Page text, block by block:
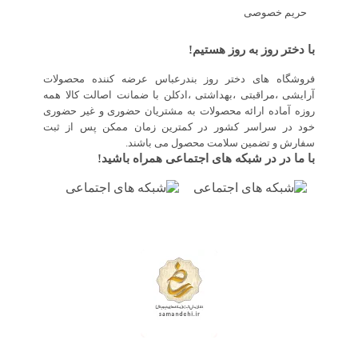
حریم خصوصی
با دختر روز به روز هستیم!
فروشگاه های دختر روز بندرعباس عرضه کننده محصولات
آرایشی ،مراقبتی ،بهداشتی ،ادکلن با ضمانت اصالت کالا همه
روزه آماده ارائه محصولات به مشتریان حضوری و غیر حضوری
خود در سراسر کشور در کمترین زمان ممکن پس از ثبت
سفارش و تضمین سلامت محصول می باشند.
با ما در در شبکه های اجتماعی همراه باشید!